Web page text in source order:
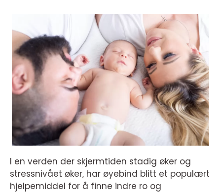
I en verden der skjermtiden stadig øker og
stressnivået øker, har øyebind blitt et populært
hjelpemiddel for å finne indre ro og